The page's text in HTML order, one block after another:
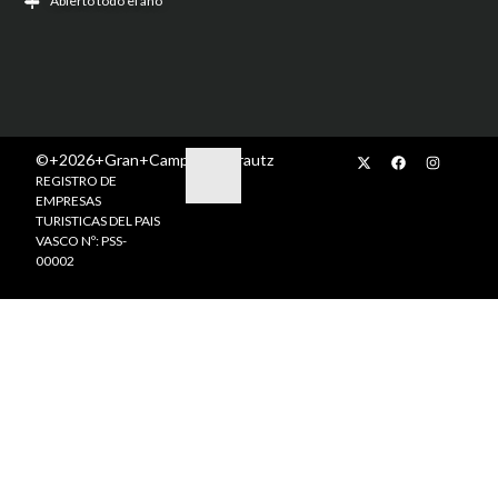
©+2026+Gran+Camping+Zarautz
REGISTRO DE
EMPRESAS
TURISTICAS DEL PAIS
VASCO Nº: PSS-
00002